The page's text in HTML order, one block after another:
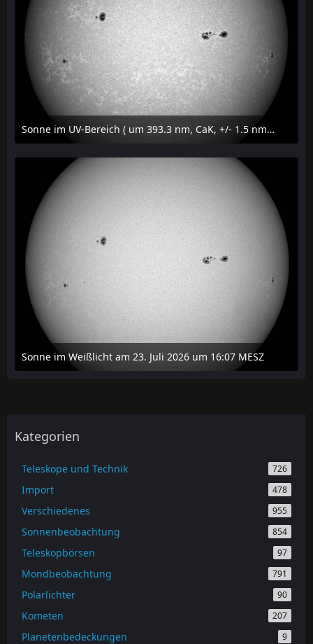
Sonne im UV-Bereich ( um 393.3 nm, CaK, +/- 1.5 nm) am 23. Juli 2026 um 16:15 MESZ
24. Juli 2026 um 20:42
Sonne im Weißlicht am 23. Juli 2026 um 16:07 MESZ
24. Juli 2026 um 20:42
Kategorien
Teleskope und Technik 726
Import 478
Verschiedenes 955
Sonnenbeobachtung 854
Teleskopbörsen 97
Mondbeobachtung 791
Polarlichter 90
Kometen 207
Planetenbedeckungen 9